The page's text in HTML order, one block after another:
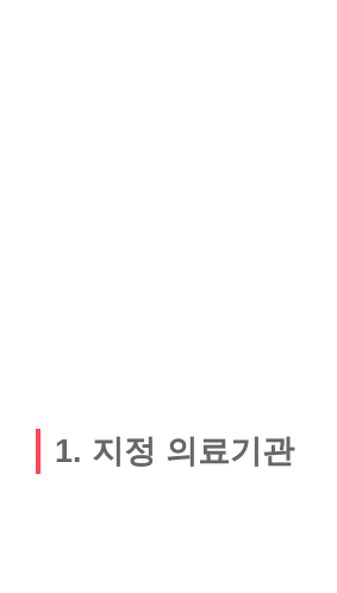
1. 지정 의료기관